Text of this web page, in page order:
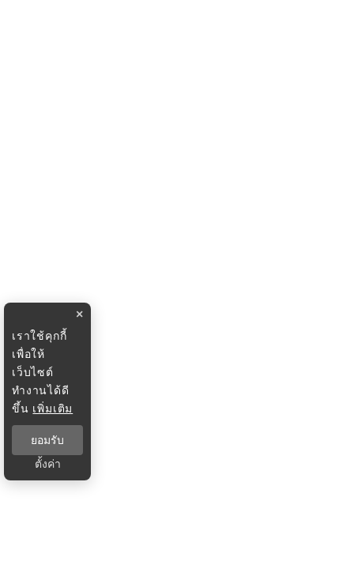
×
เราใช้คุกกี้
เพื่อให้
เว็บไซต์
ทำงานได้ดี
ขึ้น เพิ่มเติม
ยอมรับ
ตั้งค่า